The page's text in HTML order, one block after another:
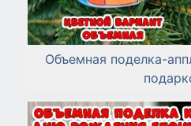
Объемная поделка-